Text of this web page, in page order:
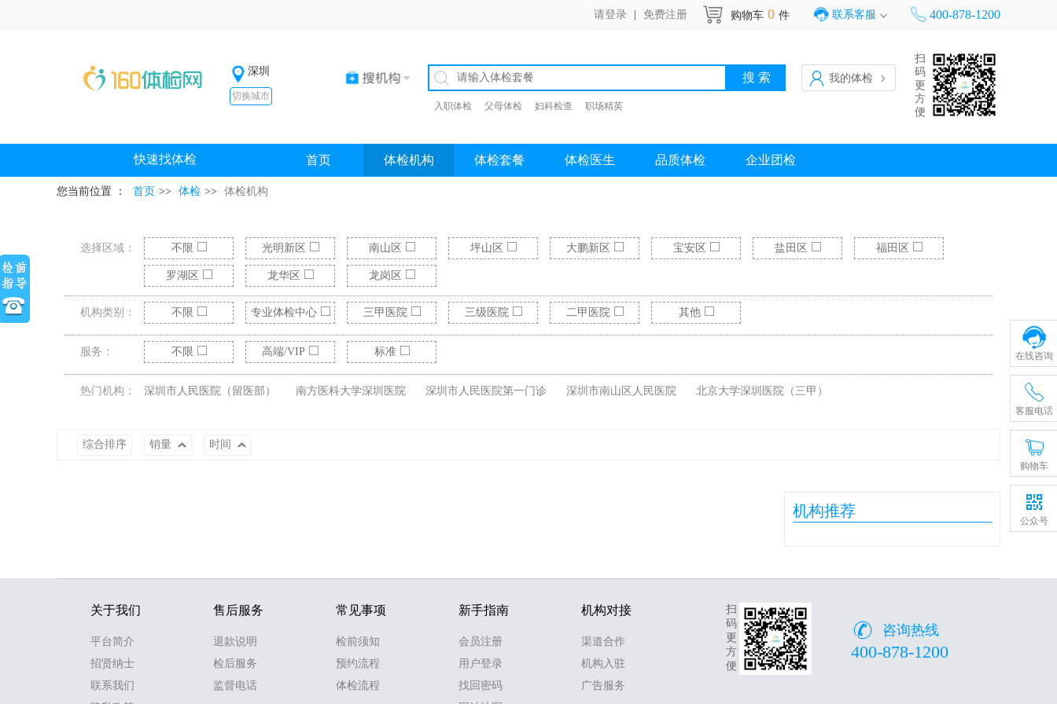
请登录 免费注册 购物车 0 件 联系客服 400-878-1200
深圳
切换城市
入职体检
父母体检 妇科检查 职场精英
我的体检
扫
码
更
方
便
快速找体检 首页 体检机构 体检套餐 体检医生 品质体检 企业团检
您当前位置 ： 首页 >> 体检 >> 体检机构
选择区域： 不限 光明新区 南山区 坪山区 大鹏新区 宝安区 盐田区 福田区
罗湖区 龙华区 龙岗区
机构类别： 不限 专业体检中心 三甲医院 三级医院 二甲医院 其他
服务： 不限 高端/VIP 标准
热门机构： 深圳市人民医院（留医部） 南方医科大学深圳医院 深圳市人民医院第一门诊 深圳市南山区人民医院 北京大学深圳医院（三甲）
综合排序 销量 时间
机构推荐
关于我们
平台简介
招贤纳士
联系我们
售后服务
退款说明
检后服务
监督电话
常见事项
检前须知
预约流程
体检流程
新手指南
会员注册
用户登录
找回密码
机构对接
渠道合作
机构入驻
广告服务
扫
码
更
方
便
咨询热线
400-878-1200
在线咨询
客服电话
购物车
公众号